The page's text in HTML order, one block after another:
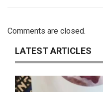
Comments are closed.
LATEST ARTICLES